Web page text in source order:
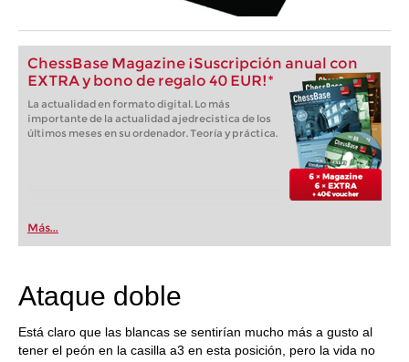
ChessBase Magazine ¡Suscripción anual con
EXTRA y bono de regalo 40 EUR!*
La actualidad en formato digital. Lo más
importante de la actualidad ajedrecistica de los
últimos meses en su ordenador. Teoría y práctica.
Más...
Ataque doble
Está claro que las blancas se sentirían mucho más a gusto al
tener el peón en la casilla a3 en esta posición, pero la vida no